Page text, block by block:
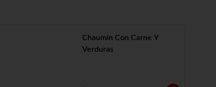
Chaumín Con Carne Y
Verduras